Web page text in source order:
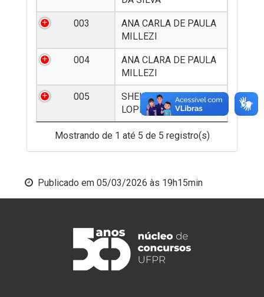
003
ANA CARLA DE PAULA
MILLEZI
004
ANA CLARA DE PAULA
MILLEZI
005
SHEILA DE CASTRO
LOPES
Mostrando de 1 até 5 de 5 registro(s)
Publicado em 05/03/2026 às 19h15min